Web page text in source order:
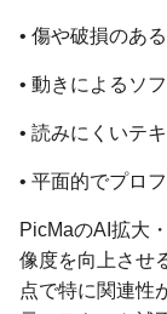
• 傷や破損のあ
• 動きによるソ
• 読みにくいテ
• 平面的でプロ
PicMaのAI拡大
像度を向上させ
点で特に関連性